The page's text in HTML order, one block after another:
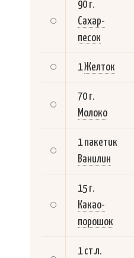
90 г.
Сахар-
песок
1Желток
70 г.
Молоко
1 пакетик
Ванилин
15 г.
Какао-
порошок
1 ст.л.